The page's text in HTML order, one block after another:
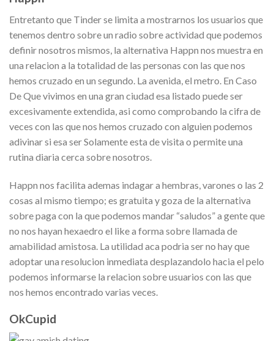
Entretanto que Tinder se limita a mostrarnos los usuarios que
tenemos dentro sobre un radio sobre actividad que podemos
definir nosotros mismos, la alternativa Happn nos muestra en
una relacion a la totalidad de las personas con las que nos
hemos cruzado en un segundo. La avenida, el metro. En Caso
De Que vivimos en una gran ciudad esa listado puede ser
excesivamente extendida, asi como comprobando la cifra de
veces con las que nos hemos cruzado con alguien podemos
adivinar si esa ser Solamente esta de visita o permite una
rutina diaria cerca sobre nosotros.
Happn nos facilita ademas indagar a hembras, varones o las 2
cosas al mismo tiempo; es gratuita y goza de la alternativa
sobre paga con la que podemos mandar “saludos” a gente que
no nos hayan hexaedro el like a forma sobre llamada de
amabilidad amistosa. La utilidad aca podria ser no hay que
adoptar una resolucion inmediata desplazandolo hacia el pelo
podemos informarse la relacion sobre usuarios con las que
nos hemos encontrado varias veces.
OkCupid